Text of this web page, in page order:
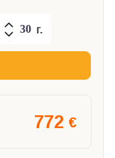
г.
772 €